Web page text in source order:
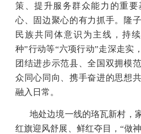
策、提升服务群众能力的重
心、固边聚心的有力抓手。隆
民族共同体意识为主线，持
种”行动等“六项行动”走深走实
团结进步示范县、全国双拥模
众同心同向、携手奋进的思想
融入日常。
地处边境一线的珞瓦新村，
红旗迎风舒展、鲜红夺目，“做